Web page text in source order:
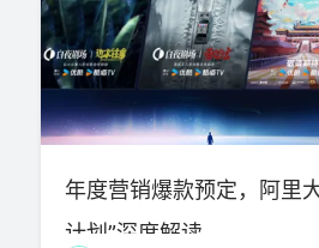
年度营销爆款预定，阿里
计划”深度解读